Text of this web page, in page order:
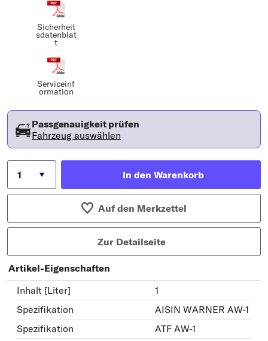
Sicherheit
sdatenblat
t
Serviceinf
ormation
Passgenauigkeit prüfen
Fahrzeug auswählen
In den Warenkorb
Auf den Merkzettel
Zur Detailseite
Artikel-Eigenschaften
Inhalt [Liter]
1
Spezifikation
AISIN WARNER AW-1
Spezifikation
ATF AW-1